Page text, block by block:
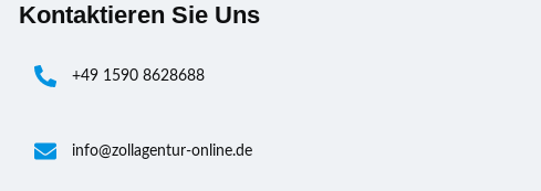
Kontaktieren Sie Uns
+49 1590 8628688
info@zollagentur-online.de